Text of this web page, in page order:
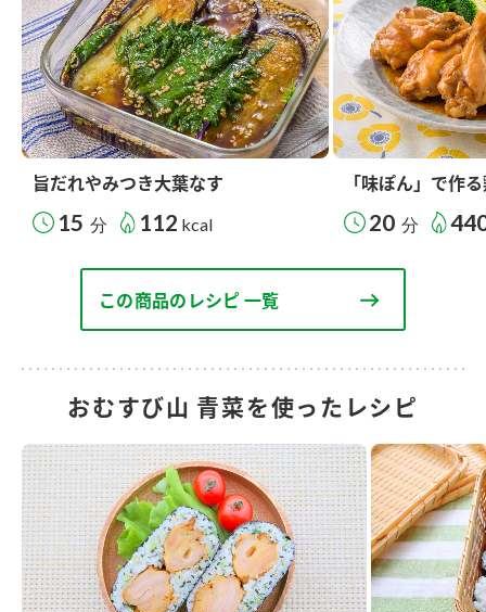
旨だれやみつき大葉なす
15 分 112 kcal
「味ぽん」で作
20 分
この商品のレシピ 一覧
おむすび山 青菜を使ったレシピ